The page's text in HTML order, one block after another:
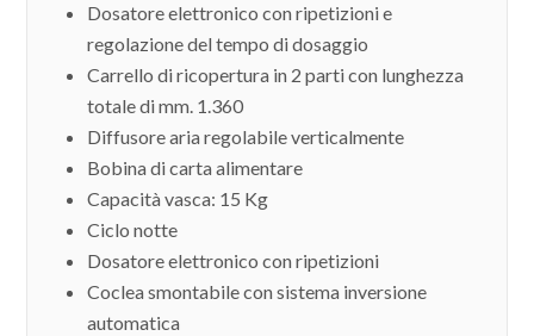
Dosatore elettronico con ripetizioni e
regolazione del tempo di dosaggio
Carrello di ricopertura in 2 parti con lunghezza
totale di mm. 1.360
Diffusore aria regolabile verticalmente
Bobina di carta alimentare
Capacità vasca: 15 Kg
Ciclo notte
Dosatore elettronico con ripetizioni
Coclea smontabile con sistema inversione
automatica